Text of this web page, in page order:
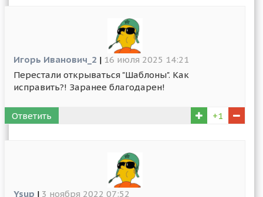
Игорь Иванович_2 | 16 июля 2025 14:21
Перестали открываться "Шаблоны". Как
исправить?! Заранее благодарен!
Ответить +1
Ysup | 3 ноября 2022 07:52